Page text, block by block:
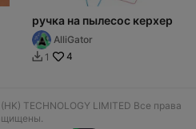
ручка на пылесос керхер
AlliGator
 1 4
TECHNOLOGY LIMITED Все права